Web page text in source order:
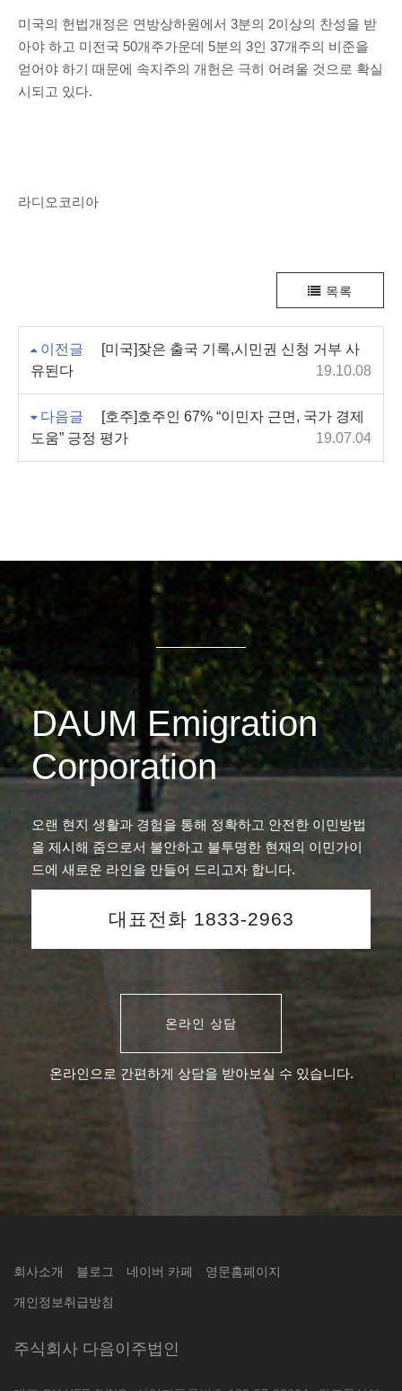
미국의 헌법개정은 연방상하원에서 3분의 2이상의 찬성을 받
아야 하고 미전국 50개주가운데 5분의 3인 37개주의 비준을
얻어야 하기 때문에 속지주의 개헌은 극히 어려울 것으로 확실
시되고 있다.
라디오코리아
목록
이전글
[미국]잦은 출국 기록,시민권 신청 거부 사
유된다
19.10.08
다음글
[호주]호주인 67% “이민자 근면, 국가 경제
도움” 긍정 평가
19.07.04
DAUM Emigration
Corporation
오랜 현지 생활과 경험을 통해 정확하고 안전한 이민방법
을 제시해 줌으로서 불안하고 불투명한 현재의 이민가이
드에 새로운 라인을 만들어 드리고자 합니다.
대표전화 1833-2963
온라인 상담
온라인으로 간편하게 상담을 받아보실 수 있습니다.
회사소개 블로그 네이버 카페 영문홈페이지
개인정보취급방침
주식회사 다음이주법인